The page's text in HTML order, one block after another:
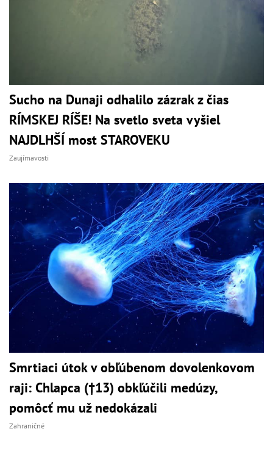
Sucho na Dunaji odhalilo zázrak z čias
RÍMSKEJ RÍŠE! Na svetlo sveta vyšiel
NAJDLHŠÍ most STAROVEKU
Zaujímavosti
Smrtiaci útok v obľúbenom dovolenkovom
raji: Chlapca (†13) obkľúčili medúzy,
pomôcť mu už nedokázali
Zahraničné